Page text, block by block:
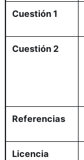
Cuestión 1
Cuestión 2
Referencias
Licencia